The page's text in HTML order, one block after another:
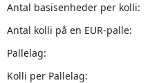
Antal basisenheder per kolli:
Antal kolli på en EUR-palle:
Pallelag:
Kolli per Pallelag: